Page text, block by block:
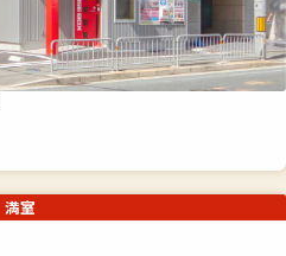
満室